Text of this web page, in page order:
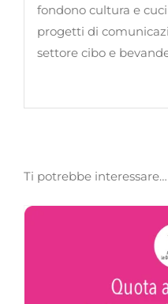
fondono cultura e
progetti di
settore cibo e
Ti potrebbe interessare…